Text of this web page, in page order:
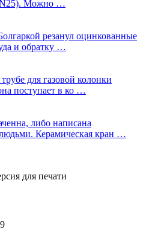
Можно …
резанул оцинкованные
и обратку …
для газовой колонки
поступает в ко …
либо написана
Керамическая кран …
для печати